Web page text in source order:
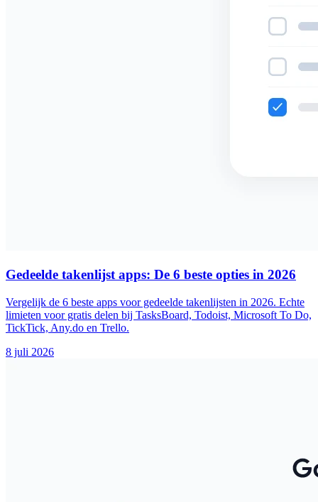
Gedeelde takenlijst apps: De 6 beste opties in 2026
Vergelijk de 6 beste apps voor gedeelde takenlijsten in 2026. Echte
limieten voor gratis delen bij TasksBoard, Todoist, Microsoft To Do,
TickTick, Any.do en Trello.
8 juli 2026